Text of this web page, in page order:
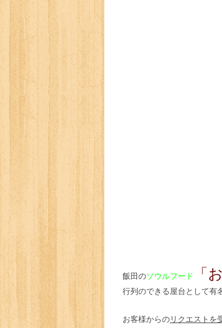
飯田のソウルフード 「
行列のできる屋台として有
お客様からの リクエストを